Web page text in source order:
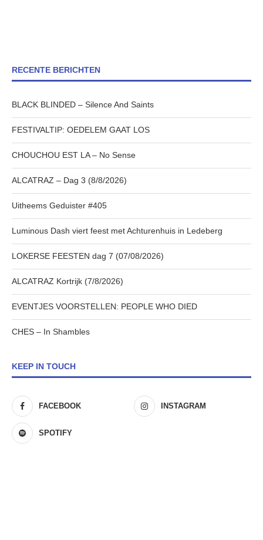
RECENTE BERICHTEN
BLACK BLINDED – Silence And Saints
FESTIVALTIP: OEDELEM GAAT LOS
CHOUCHOU EST LA – No Sense
ALCATRAZ – Dag 3 (8/8/2026)
Uitheems Geduister #405
Luminous Dash viert feest met Achturenhuis in Ledeberg
LOKERSE FEESTEN dag 7 (07/08/2026)
ALCATRAZ Kortrijk (7/8/2026)
EVENTJES VOORSTELLEN: PEOPLE WHO DIED
CHES – In Shambles
KEEP IN TOUCH
FACEBOOK INSTAGRAM
SPOTIFY